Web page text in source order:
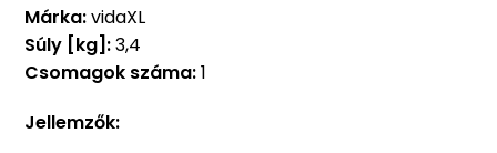
Márka:vidaXL
Súly [kg]:3,4
Csomagok száma:1
Jellemzők: